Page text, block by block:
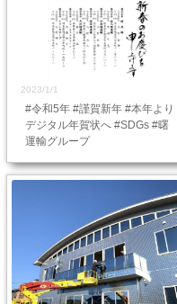
2023/1/1
#令和5年 #謹賀新年 #本年より
デジタル年賀状へ #SDGs #曙
運輸グループ